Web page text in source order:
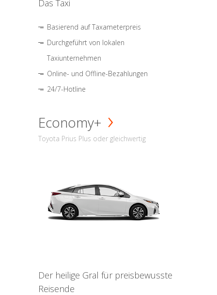
Das Taxi
Basierend auf Taxameterpreis
Durchgeführt von lokalen
Taxiunternehmen
Online- und Offline-Bezahlungen
24/7-Hotline
Economy+
Toyota Prius Plus oder gleichwertig
Der heilige Gral für preisbewusste
Reisende